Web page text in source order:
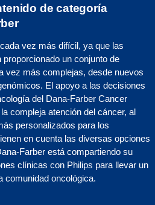
de categoría
vez más difícil, ya que las
un conjunto de
vez más complejas, desde nuevos
El apoyo a las decisiones
del Dana-Farber Cancer
compleja atención del cáncer, al
personalizados para los
en cuenta las diversas opciones
Farber está compartiendo su
clínicas con Philips para llevar un
comunidad oncológica.